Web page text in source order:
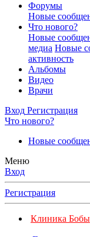
Форумы
Новые
Что нового?
Новые
медиа Новые
активность
Альбомы
Видео
Врачи
Вход Регистрация
Что нового?
Новые
Меню
Вход
Регистрация
Клиника